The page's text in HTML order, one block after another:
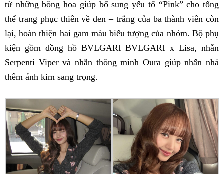
từ những bông hoa giúp bổ sung yếu tố “Pink” cho tổng
thể trang phục thiên về đen – trắng của ba thành viên còn
lại, hoàn thiện hai gam màu biểu tượng của nhóm. Bộ phụ
kiện gồm đồng hồ BVLGARI BVLGARI x Lisa, nhẫn
Serpenti Viper và nhẫn thông minh Oura giúp nhấn nhá
thêm ánh kim sang trọng.